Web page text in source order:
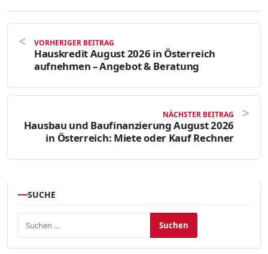
VORHERIGER BEITRAG
Hauskredit August 2026 in Österreich
aufnehmen – Angebot & Beratung
NÄCHSTER BEITRAG
Hausbau und Baufinanzierung August 2026
in Österreich: Miete oder Kauf Rechner
SUCHE
Suchen nach: